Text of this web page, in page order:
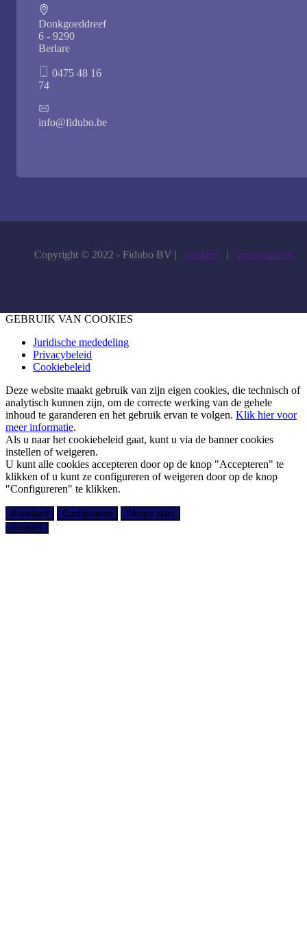
Donkgoeddreef
6 - 9290
Berlare
0475 48 16
74
info@fidubo.be
Copyright © 2022 - Fidubo BV | cookies | voorwaarden
GEBRUIK VAN COOKIES
Juridische mededeling
Privacybeleid
Cookiebeleid
Deze website maakt gebruik van zijn eigen cookies, die technisch of
analytisch kunnen zijn, om de correcte werking van de gehele
inhoud te garanderen en het gebruik ervan te volgen. Klik hier voor
meer informatie.
Als u naar het cookiebeleid gaat, kunt u via de banner cookies
instellen of weigeren.
U kunt alle cookies accepteren door op de knop "Accepteren" te
klikken of u kunt ze configureren of weigeren door op de knop
"Configureren" te klikken.
Aanvaard Configureren Weiger alles
COOKIES